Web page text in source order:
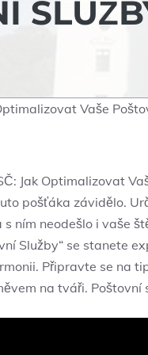
Vaše
Jak Optimalizovat
pošťáka závidělo.
ním neodešlo i vaše
Služby“ se stanete
Připravte se na
na tváři.